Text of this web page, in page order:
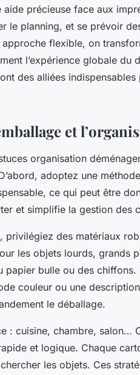
précieuse face aux
le planning, et se prévoir
flexible, on
l’expérience globale du
des alliées
et
organisation
adoptez une
ce qui peut être
et simplifie la gestion des
privilégiez des matériaux
les objets lourds, grands
bulle ou des chiffons.
couleur ou une
le déballage.
: cuisine, chambre, salon…
et logique. Chaque
les objets. Ces